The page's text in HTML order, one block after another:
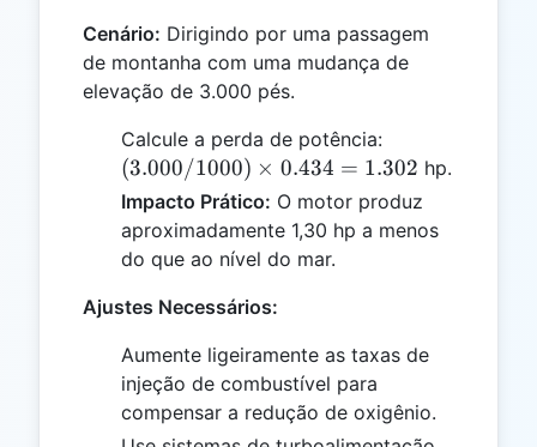
Cenário: Dirigindo por uma passagem
de montanha com uma mudança de
elevação de 3.000 pés.
Calcule a perda de potência:
/
1000)
\times
0.434
(3.000/1000) × 0.434 = 1.302 hp.
Impacto Prático: O motor produz
aproximadamente 1,30 hp a menos
do que ao nível do mar.
Ajustes Necessários:
Aumente ligeiramente as taxas de
injeção de combustível para
compensar a redução de oxigênio.